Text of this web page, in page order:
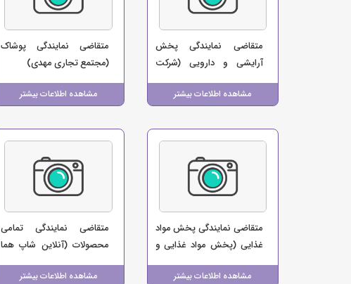
مشاهده اطلاعات بیشتر
متقاضی نمایندگی پخش
آرایشی و دارویی (شرکت
پخش دکاموند)
مشاهده اطلاعات بیشتر
متقاضی نمایندگی پوشاک
(مجتمع تجاری مهدی)
مشاهده اطلاعات بیشتر
متقاضی نمایندگی پخش مواد
غذایی (پخش مواد غذایی و
نوشیدنی داداش زاده)
مشاهده اطلاعات بیشتر
متقاضی نمایندگی تمامی
محصولات (آنلاین شاپ هما
زون)